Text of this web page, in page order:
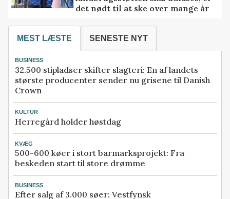
det nødt til at ske over mange år
MEST LÆSTE SENESTE NYT
BUSINESS
32.500 stipladser skifter slagteri: En af landets
største producenter sender nu grisene til Danish
Crown
KULTUR
Herregård holder høstdag
KVÆG
500-600 køer i stort barmarksprojekt: Fra
beskeden start til store drømme
BUSINESS
Efter salg af 3.000 søer: Vestfynsk